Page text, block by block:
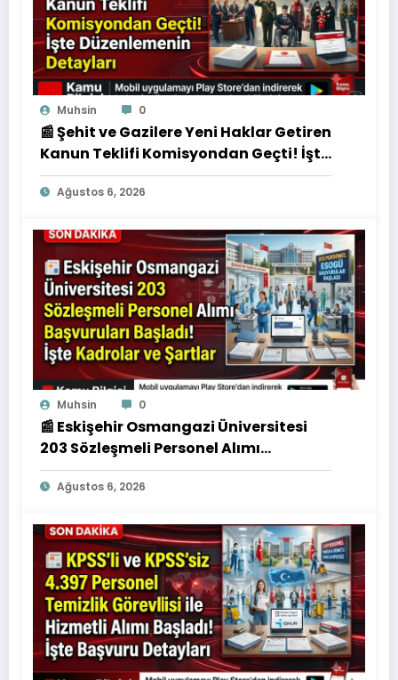
Muhsin 0
📰 Şehit ve Gazilere Yeni Haklar Getiren
Kanun Teklifi Komisyondan Geçti! İşte
Düzenlemenin Detayları
Ağustos 6, 2026
Muhsin 0
📰 Eskişehir Osmangazi Üniversitesi
203 Sözleşmeli Personel Alımı
Başvuruları Başladı! İşte Kadrolar ve
Şartlar
Ağustos 6, 2026